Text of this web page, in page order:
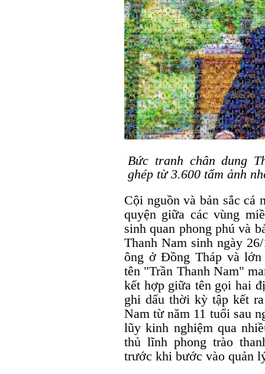
Bức tranh chân dung
ghép từ 3.600 tấm ảnh
Cội nguồn và bản sắc cá
quyện giữa các vùng
sinh quan phong phú và
Thanh Nam sinh ngày
ông ở Đồng Tháp và
tên "Trần Thanh Nam"
kết hợp giữa tên gọi hai
ghi dấu thời kỳ tập kết
Nam từ năm 11 tuổi sau
lũy kinh nghiệm qua
thủ lĩnh phong trào
trước khi bước vào quản